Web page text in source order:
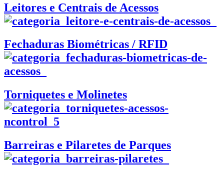
Leitores e Centrais de Acessos
Fechaduras Biométricas / RFID
Torniquetes e Molinetes
Barreiras e Pilaretes de Parques